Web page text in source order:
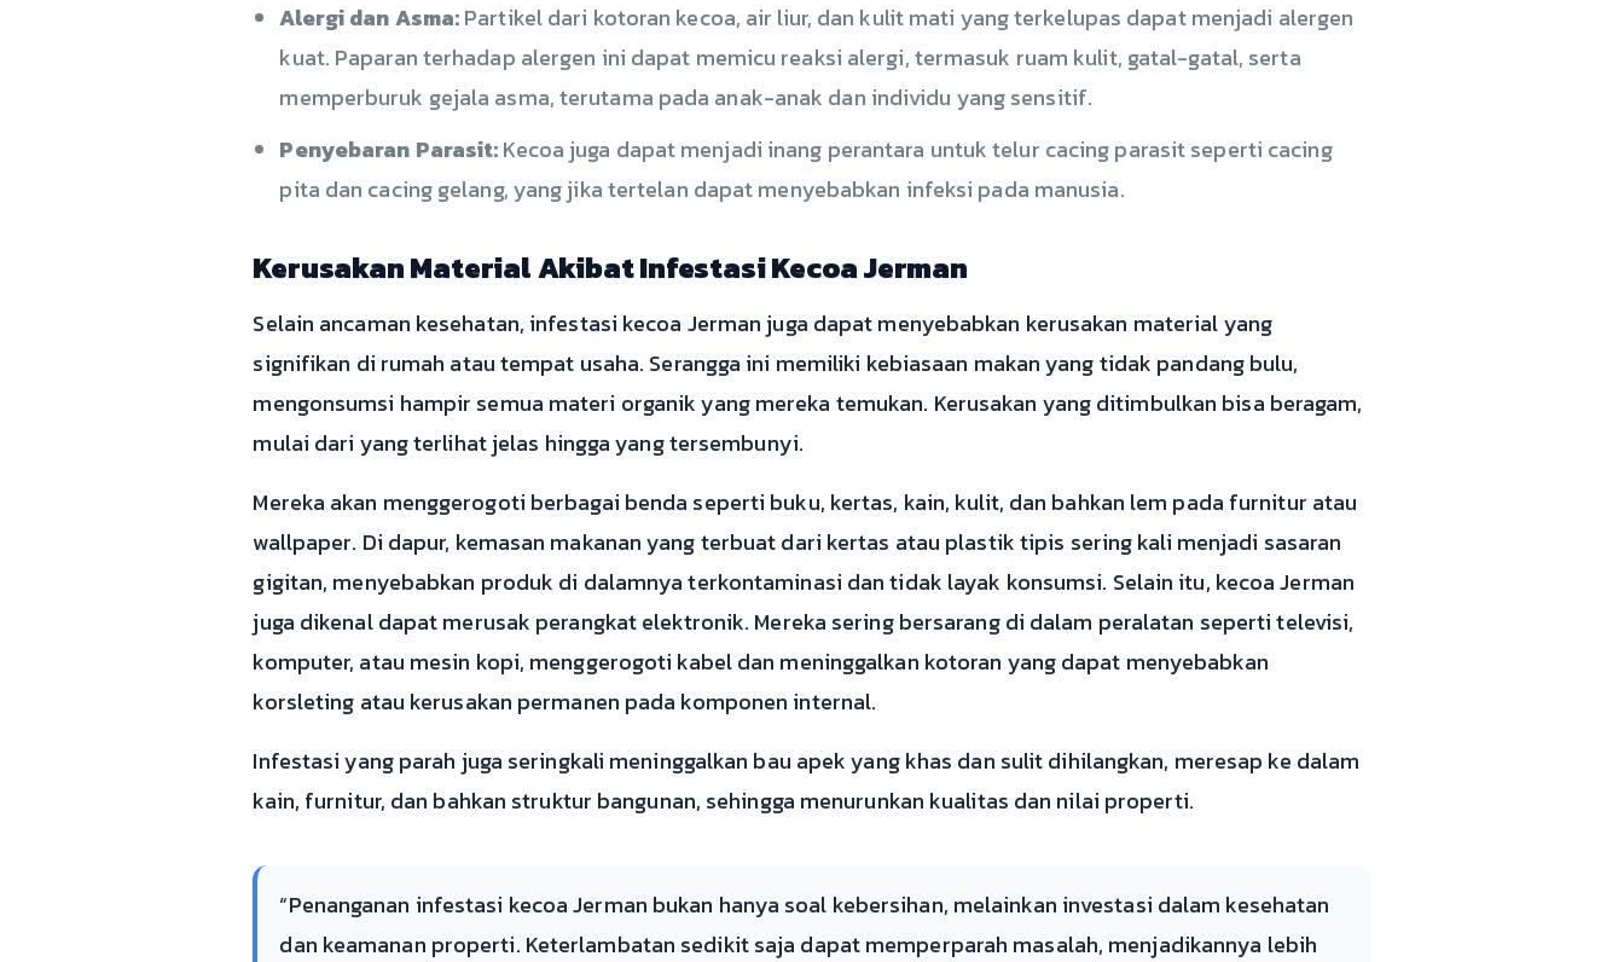
Alergi dan Asma:Partikel dari kotoran kecoa, air liur, dan kulit mati yang terkelupas dapat menjadi alergen
kuat. Paparan terhadap alergen ini dapat memicu reaksi alergi, termasuk ruam kulit, gatal-gatal, serta
memperburuk gejala asma, terutama pada anak-anak dan individu yang sensitif.
Penyebaran Parasit:Kecoa juga dapat menjadi inang perantara untuk telur cacing parasit seperti cacing
pita dan cacing gelang, yang jika tertelan dapat menyebabkan infeksi pada manusia.
Kerusakan Material Akibat Infestasi Kecoa Jerman
Selain ancaman kesehatan, infestasi kecoa Jerman juga dapat menyebabkan kerusakan material yang
signifikan di rumah atau tempat usaha. Serangga ini memiliki kebiasaan makan yang tidak pandang bulu,
mengonsumsi hampir semua materi organik yang mereka temukan. Kerusakan yang ditimbulkan bisa beragam,
mulai dari yang terlihat jelas hingga yang tersembunyi.
Mereka akan menggerogoti berbagai benda seperti buku, kertas, kain, kulit, dan bahkan lem pada furnitur atau
wallpaper. Di dapur, kemasan makanan yang terbuat dari kertas atau plastik tipis sering kali menjadi sasaran
gigitan, menyebabkan produk di dalamnya terkontaminasi dan tidak layak konsumsi. Selain itu, kecoa Jerman
juga dikenal dapat merusak perangkat elektronik. Mereka sering bersarang di dalam peralatan seperti televisi,
komputer, atau mesin kopi, menggerogoti kabel dan meninggalkan kotoran yang dapat menyebabkan
korsleting atau kerusakan permanen pada komponen internal.
Infestasi yang parah juga seringkali meninggalkan bau apek yang khas dan sulit dihilangkan, meresap ke dalam
kain, furnitur, dan bahkan struktur bangunan, sehingga menurunkan kualitas dan nilai properti.
“Penanganan infestasi kecoa Jerman bukan hanya soal kebersihan, melainkan investasi dalam kesehatan
dan keamanan properti. Keterlambatan sedikit saja dapat memperparah masalah, menjadikannya lebih